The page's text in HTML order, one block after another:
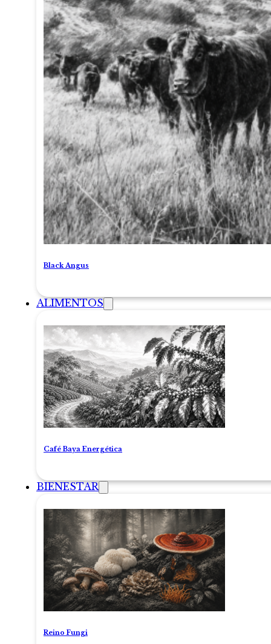
Black Angus
ALIMENTOS
Café Baya Energética
BIENESTAR
Reino Fungi